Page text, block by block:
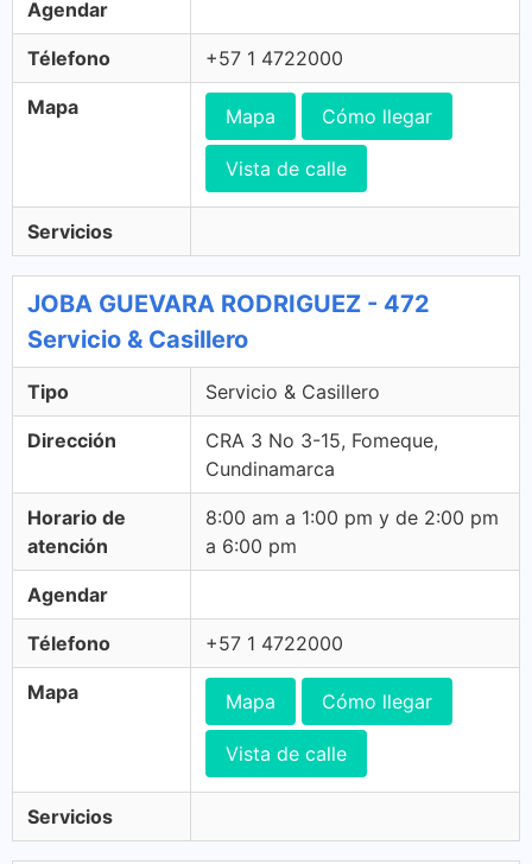
Agendar
Télefono +57 1 4722000
Mapa Mapa Cómo llegar
Vista de calle
Servicios
JOBA GUEVARA RODRIGUEZ - 472
Servicio & Casillero
Tipo Servicio & Casillero
Dirección
CRA 3 No 3-15, Fomeque,
Cundinamarca
Horario de
atención
8:00 am a 1:00 pm y de 2:00 pm
a 6:00 pm
Agendar
Télefono +57 1 4722000
Mapa Mapa Cómo llegar
Vista de calle
Servicios